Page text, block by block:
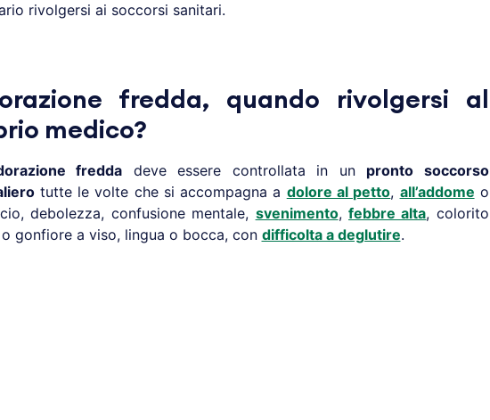
rivolgersi ai soccorsi sanitari.
fredda, quando rivolgersi al
medico?
fredda deve essere controllata in un pronto soccorso
tutte le volte che si accompagna a dolore al petto, all’addome o
debolezza, confusione mentale, svenimento,febbre alta, colorito
gonfiore a viso, lingua o bocca, con difficolta a deglutire.